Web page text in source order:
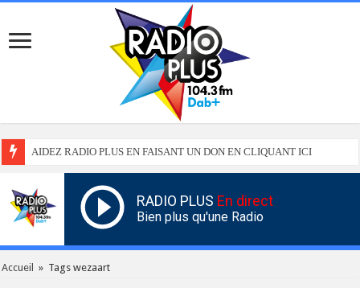
AIDEZ RADIO PLUS EN FAISANT UN DON EN CLIQUANT ICI
RADIO PLUS En direct
Bien plus qu'une Radio
Accueil » Tags wezaart